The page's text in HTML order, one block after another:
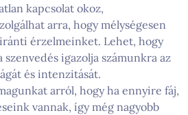
kapcsolat okoz,
arra, hogy mélységesen
érzelmeinket. Lehet, hogy
szenvedés igazolja számunkra az
és intenzitását.
arról, hogy ha ennyire fáj,
vannak, így még nagyobb